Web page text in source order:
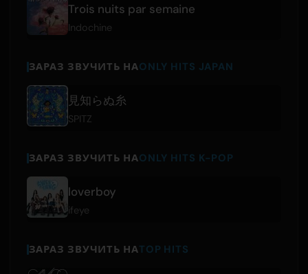
Trois nuits par semaine
Indochine
ЗАРАЗ ЗВУЧИТЬ НАONLY HITS JAPAN
見知らぬ糸
SPITZ
ЗАРАЗ ЗВУЧИТЬ НАONLY HITS K-POP
loverboy
ifeye
ЗАРАЗ ЗВУЧИТЬ НАTOP HITS